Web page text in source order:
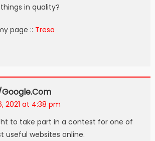
in quality?
page :: Tresa
2021 at 4:38 pm
to take part in a contest for one of
useful websites online.